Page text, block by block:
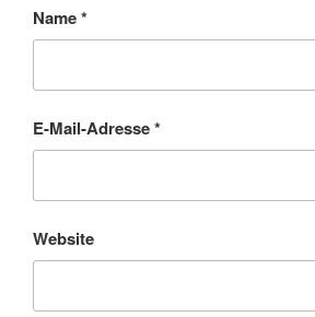
Name*
E-Mail-Adresse*
Website